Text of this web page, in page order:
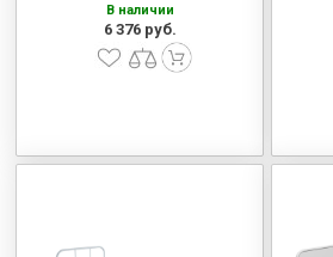
В наличии
6 376 руб.